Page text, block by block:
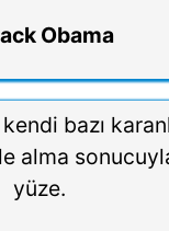
Obama
bazı
alma
yüze.